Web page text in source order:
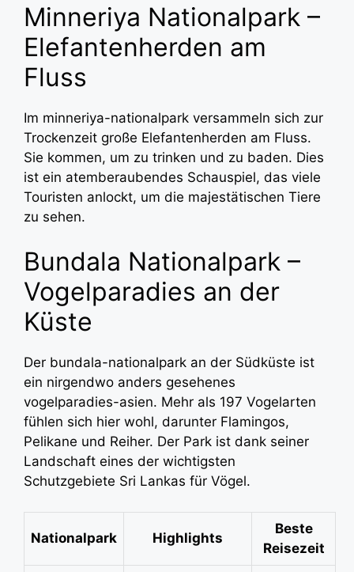
Minneriya Nationalpark –
Elefantenherden am
Fluss
Im minneriya-nationalpark versammeln sich zur
Trockenzeit große Elefantenherden am Fluss.
Sie kommen, um zu trinken und zu baden. Dies
ist ein atemberaubendes Schauspiel, das viele
Touristen anlockt, um die majestätischen Tiere
zu sehen.
Bundala Nationalpark –
Vogelparadies an der
Küste
Der bundala-nationalpark an der Südküste ist
ein nirgendwo anders gesehenes
vogelparadies-asien. Mehr als 197 Vogelarten
fühlen sich hier wohl, darunter Flamingos,
Pelikane und Reiher. Der Park ist dank seiner
Landschaft eines der wichtigsten
Schutzgebiete Sri Lankas für Vögel.
Nationalpark Highlights
Beste
Reisezeit